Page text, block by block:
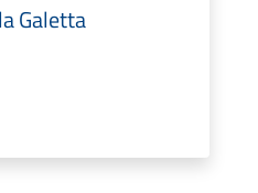
Galetta